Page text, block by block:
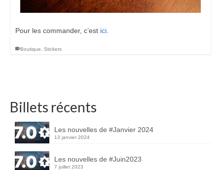
Pour les commander, c’est ici
Boutique Stickers
Billets récents
Les nouvelles de #Janvier 2024
13 janvier 2024
Les nouvelles de #Juin2023
7 juillet 2023